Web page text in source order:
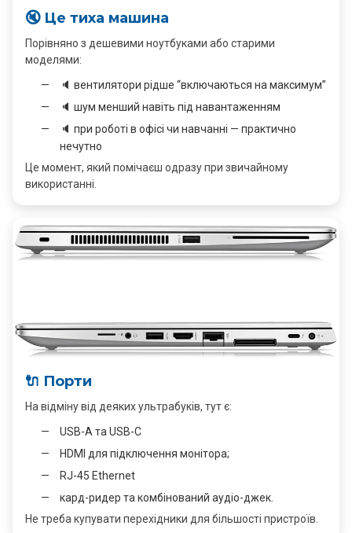
🔇 Це тиха машина
Порівняно з дешевими ноутбуками або старими
моделями:
🔈 вентилятори рідше “включаються на максимум”
🔈 шум менший навіть під навантаженням
🔈 при роботі в офісі чи навчанні — практично
нечутно
Це момент, який помічаєш одразу при звичайному
використанні.
🔌 Порти
На відміну від деяких ультрабуків, тут є:
USB-A та USB-C
HDMI для підключення монітора;
RJ-45 Ethernet
кард-ридер та комбінований аудіо-джек.
Не треба купувати перехідники для більшості пристроїв.